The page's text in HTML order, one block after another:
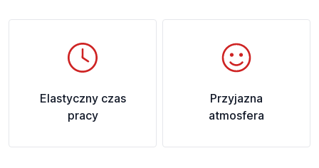
Elastyczny czas
pracy
Przyjazna
atmosfera